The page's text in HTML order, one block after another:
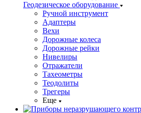
Геодезическое оборудование
Ручной инструмент
Адаптеры
Вехи
Дорожные колеса
Дорожные рейки
Нивелиры
Отражатели
Тахеометры
Теодолиты
Трегеры
Еще